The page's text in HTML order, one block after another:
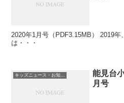
2020年1月号（PDF3.15MB） 2019
は・・・
能見台
月号